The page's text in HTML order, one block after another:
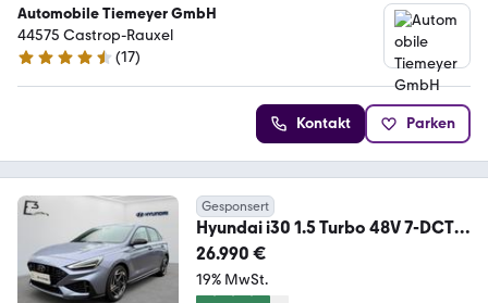
Automobile Tiemeyer GmbH
44575 Castrop-Rauxel
4.6 Sterne
(17)
Kontakt Parken
Gesponsert
Hyundai i30 1.5 Turbo 48V 7-DCT N
LINE Navigationssystem
26.990 €
19% MwSt.